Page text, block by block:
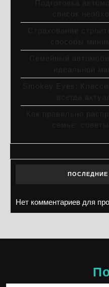
Подготовка
список
Страхование
способы
Семейный
идеальной
Smokey Eyes:
всегда
Как правильно
семье:
Нет комментариев для